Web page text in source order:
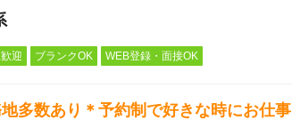
迎 ブランクOK WEB登録・面接OK
多数あり＊予約制で好きな時にお仕事